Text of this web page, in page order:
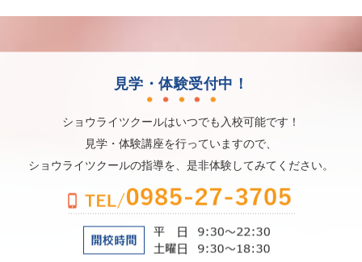
見学・体験受付中！
ショウライツクールはいつでも入校可能です！
見学・体験講座を行っていますので、
ショウライツクールの指導を、是非体験してみてください。